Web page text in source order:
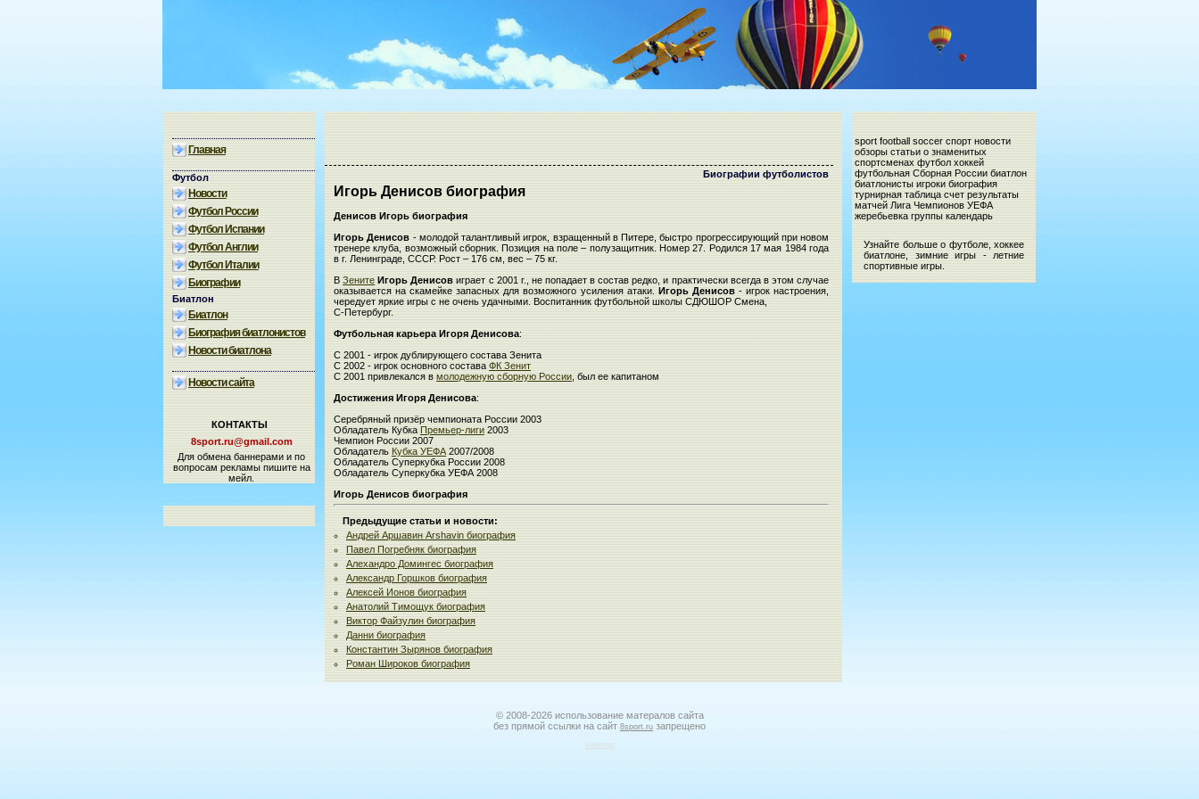
Главная
Футбол
Новости
Футбол России
Футбол Испании
Футбол Англии
Футбол Италии
Биографии
Биатлон
Биатлон
Биография биатлонистов
Новости биатлона
Новости сайта
КОНТАКТЫ
8sport.ru@gmail.com
Для обмена баннерами и по
вопросам рекламы пишите на
мейл.
Биографии футболистов
Игорь Денисов биография
Денисов Игорь биография
Игорь Денисов - молодой талантливый игрок, взращенный в Питере, быстро прогрессирующий при новом
тренере клуба, возможный сборник. Позиция на поле – полузащитник. Номер 27. Родился 17 мая 1984 года
в г. Ленинграде, СССР. Рост – 176 см, вес – 75 кг.
ВЗените Игорь Денисов играет с 2001 г., не попадает в состав редко, и практически всегда в этом случае
оказывается на скамейке запасных для возможного усиления атаки. Игорь Денисов- игрок настроения,
чередует яркие игры с не очень удачными. Воспитанник футбольной школы СДЮШОР Смена,
С-Петербург.
Футбольная карьера Игоря Денисова:
С 2001 - игрок дублирующего состава Зенита
С 2002 - игрок основного состава ФК Зенит
С 2001 привлекался в молодежную сборную России , был ее капитаном
Достижения Игоря Денисова:
Серебряный призёр чемпионата России 2003
Обладатель Кубка Премьер-лиги 2003
Чемпион России 2007
Обладатель Кубка УЕФА 2007/2008
Обладатель Суперкубка России 2008
Обладатель Суперкубка УЕФА 2008
Игорь Денисов биография
Предыдущие статьи и новости:
Андрей Аршавин Arshavin биография
Павел Погребняк биография
Алехандро Домингес биография
Александр Горшков биография
Алексей Ионов биография
Анатолий Тимощук биография
Виктор Файзулин биография
Данни биография
Константин Зырянов биография
Роман Широков биография
sport football soccer спорт новости
обзоры статьи о знаменитых
спортсменах футбол хоккей
футбольная Сборная России биатлон
биатлонисты игроки биография
турнирная таблица счет результаты
матчей Лига Чемпионов УЕФА
жеребьевка группы календарь
Узнайте больше о футболе, хоккее
биатлоне, зимние игры - летние
спортивные игры.
© 2008-2026 использование матералов сайта
без прямой ссылки на сайт 8sport.ru запрещено
sitemap